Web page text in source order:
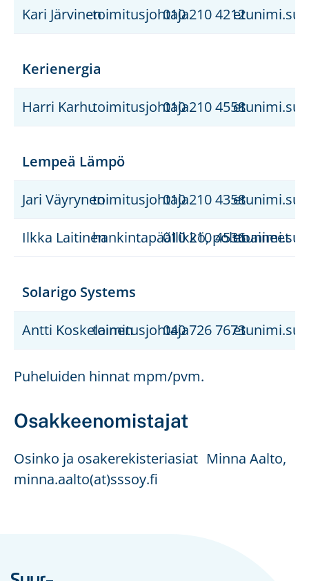
Kari Järvinentoimitusjohtaja010 210 4212
Kerienergia
Harri Karhutoimitusjohtaja010 210 4558
Lempeä Lämpö
Jari Väyrynentoimitusjohtaja010 210 4358
Ilkka Laitinenhankintapäällikkö, polttoaineet
010 210 4536
Solarigo Systems
Antti Koskelainentoimitusjohtaja040 726 7673
Puheluiden hinnat mpm/pvm.
Osakkeenomistajat
Osinko ja osakerekisteriasiat Minna Aalto,
minna.aalto(at)sssoy.fi